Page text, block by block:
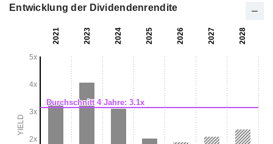
Entwicklung der Dividendenrendite